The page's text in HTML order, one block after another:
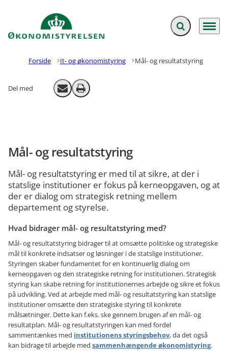
Gå til forsiden Fold søgefelt ud
Menu
Forside It- og økonomistyring Mål- og resultatstyring
Del med Send email
Print
Mål- og resultatstyring
Mål- og resultatstyring er med til at sikre, at der i
statslige institutioner er fokus på kerneopgaven, og at
der er dialog om strategisk retning mellem
departement og styrelse.
Hvad bidrager mål- og resultatstyring med?
Mål- og resultatstyring bidrager til at omsætte politiske og strategiske
mål til konkrete indsatser og løsninger i de statslige institutioner.
Styringen skaber fundamentet for en kontinuerlig dialog om
kerneopgaven og den strategiske retning for institutionen. Strategisk
styring kan skabe retning for institutionernes arbejde og sikre et fokus
på udvikling. Ved at arbejde med mål- og resultatstyring kan statslige
institutioner omsætte den strategiske styring til konkrete
målsætninger. Dette kan f.eks. ske gennem brugen af en mål- og
resultatplan. Mål- og resultatstyringen kan med fordel
sammentænkes med institutionens styringsbehov, da det også
kan bidrage til arbejde med sammenhængende økonomistyring.